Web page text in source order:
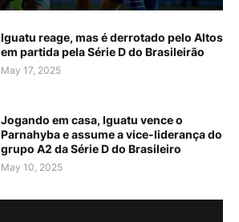
Iguatu reage, mas é derrotado pelo Altos
em partida pela Série D do Brasileirão
May 17, 2025
Jogando em casa, Iguatu vence o
Parnahyba e assume a vice-liderança do
grupo A2 da Série D do Brasileiro
May 10, 2025